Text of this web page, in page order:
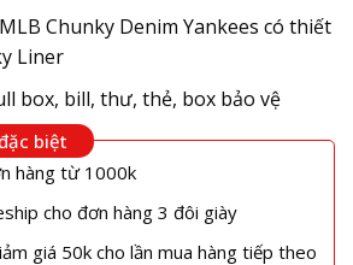
Chunky Denim Yankees có thiết
Liner
box, bill, thư, thẻ, box bảo vệ
biệt
hàng từ 1000k
cho đơn hàng 3 đôi giày
giá 50k cho lần mua hàng tiếp theo